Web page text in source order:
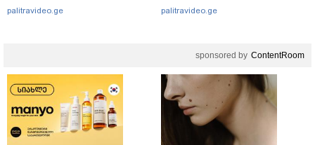
მიმდინარეობს
palitravideo.ge
კონტრიძე მეუღლეს ემოციურ
palitravideo.ge
sponsored by ContentRoom